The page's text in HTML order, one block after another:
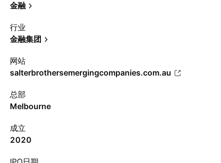
金融
行业
金融集团
网站
salterbrothersemergingcompanies.com.au
总部
Melbourne
成立
2020